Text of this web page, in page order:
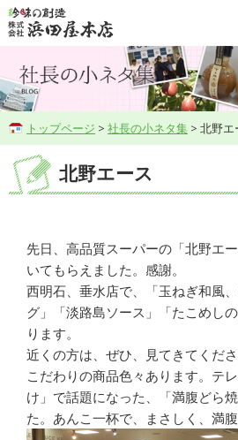
トップページ > 社長の小ネタ集 > 北野エ
北野エース
先日、高品質スーパーの「北野エ
いてもらえました。感謝。
西明石、垂水店で、「玉ねぎ和風
グ」「淡路島ソース」「たこめし
ります。
近くの方は、ぜひ、見てきてくださ
こだわりの商品色々あります。テ
け」で話題になった、「満腹どら
た。あんこ一杯で、まさしく、満腹